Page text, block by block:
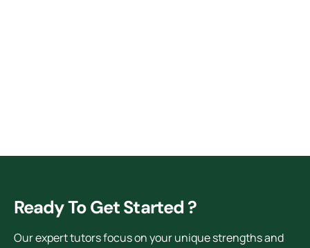
Ready To Get Started ?
Our expert tutors focus on your unique strengths and